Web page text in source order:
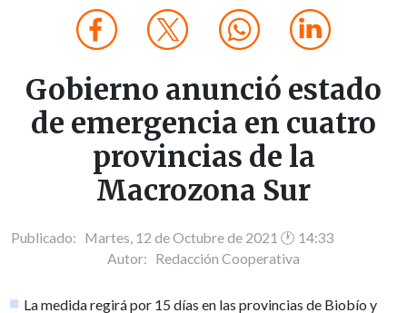
Gobierno anunció estado
de emergencia en cuatro
provincias de la
Macrozona Sur
Publicado: Martes, 12 de Octubre de 2021 🕐 14:33
Autor: Redacción Cooperativa
La medida regirá por 15 días en las provincias de Biobío y